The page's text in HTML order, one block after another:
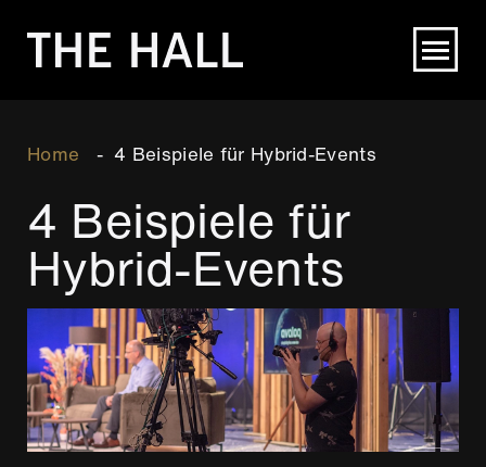
zum
Breadcrumb
Home 4 Beispiele für Hybrid-Events
4 Beispiele für
Hybrid-Events